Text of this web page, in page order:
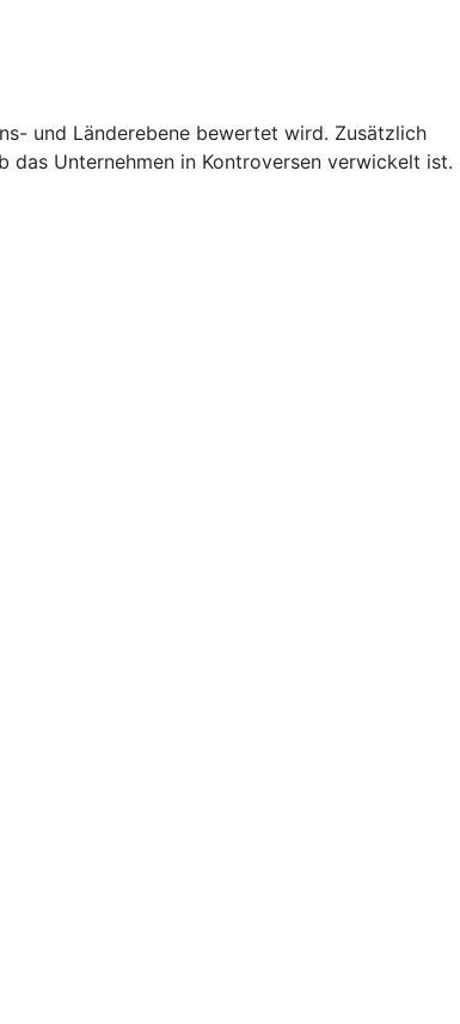
und Länderebene bewertet wird. Zusätzlich
Unternehmen in Kontroversen verwickelt ist.